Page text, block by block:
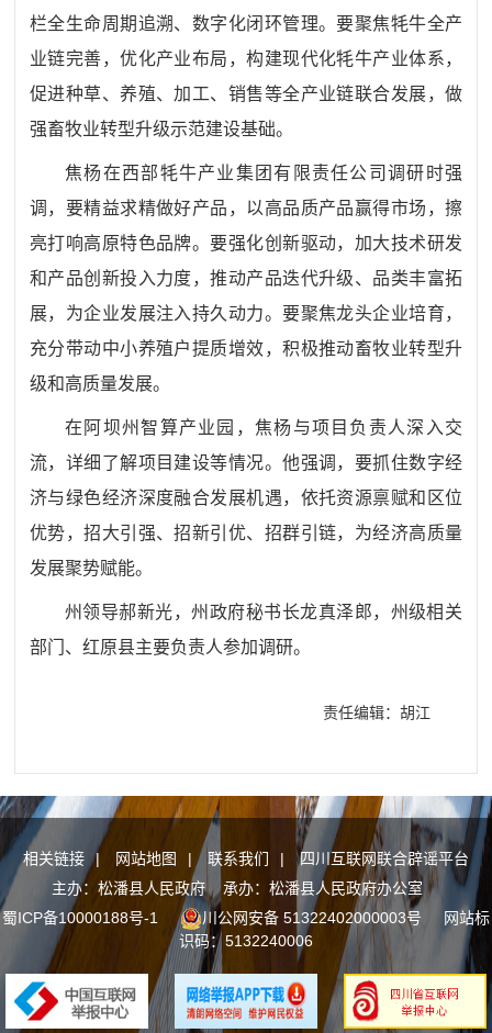
栏全生命周期追溯、数字化闭环管理。要聚焦牦牛全产
业链完善，优化产业布局，构建现代化牦牛产业体系，
促进种草、养殖、加工、销售等全产业链联合发展，做
强畜牧业转型升级示范建设基础。
焦杨在西部牦牛产业集团有限责任公司调研时强
调，要精益求精做好产品，以高品质产品赢得市场，擦
亮打响高原特色品牌。要强化创新驱动，加大技术研发
和产品创新投入力度，推动产品迭代升级、品类丰富拓
展，为企业发展注入持久动力。要聚焦龙头企业培育，
充分带动中小养殖户提质增效，积极推动畜牧业转型升
级和高质量发展。
在阿坝州智算产业园，焦杨与项目负责人深入交
流，详细了解项目建设等情况。他强调，要抓住数字经
济与绿色经济深度融合发展机遇，依托资源禀赋和区位
优势，招大引强、招新引优、招群引链，为经济高质量
发展聚势赋能。
州领导郝新光，州政府秘书长龙真泽郎，州级相关
部门、红原县主要负责人参加调研。
责任编辑：胡江
相关链接 | 网站地图 | 联系我们 |
四川互联网联合辟谣平台
主办：松潘县人民政府 承办：松潘县人民政府办公室
蜀ICP备10000188号-1
川公网安备 51322402000003号 网站标
识码：5132240006